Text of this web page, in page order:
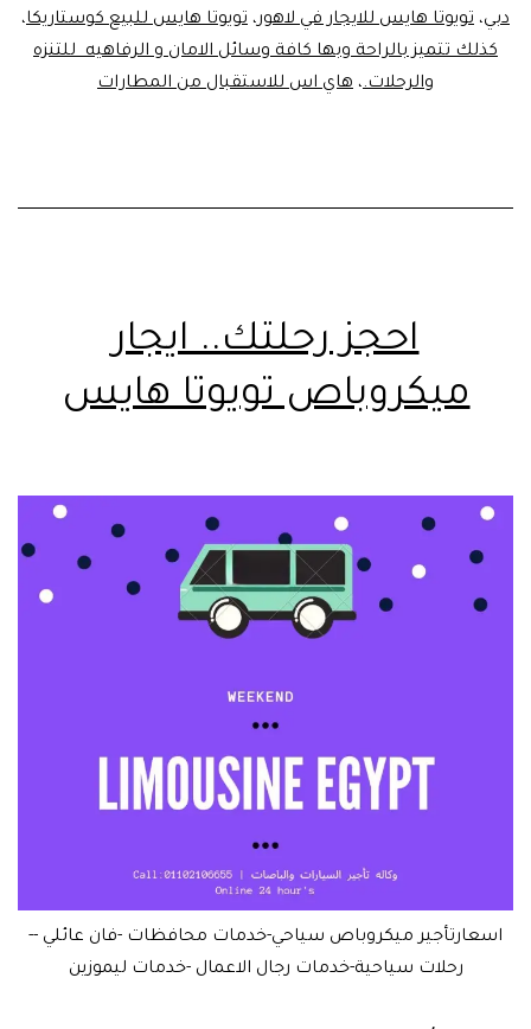
دبي، تويوتا هايس للايجار في لاهور، تويوتا هايس للبيع كوستاريكا،
كذلك تتميز بالراحة وبها كافة وسائل الامان و الرفاهيه للتنزه
والرحلات.، هاي اس للاستقبال من المطارات
احجز رحلتك.. ايجار
ميكروباص تويوتا هايس
اسعارتأجير ميكروباص سياحي-خدمات محافظات -فان عائلي --
رحلات سياحية-خدمات رجال الاعمال -خدمات ليموزين